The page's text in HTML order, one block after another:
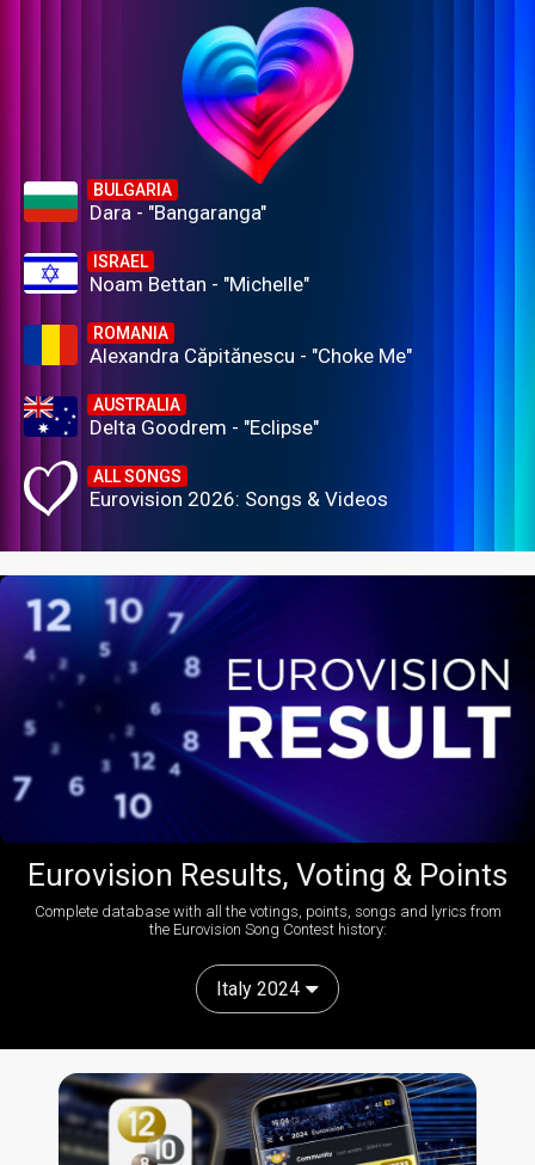
BULGARIA
Dara - "Bangaranga"
ISRAEL
Noam Bettan - "Michelle"
ROMANIA
Alexandra Căpitănescu - "Choke Me"
AUSTRALIA
Delta Goodrem - "Eclipse"
ALL SONGS
Eurovision 2026: Songs & Videos
Eurovision Results, Voting & Points
Complete database with all the votings, points, songs and lyrics from
the Eurovision Song Contest history:
Italy 2024